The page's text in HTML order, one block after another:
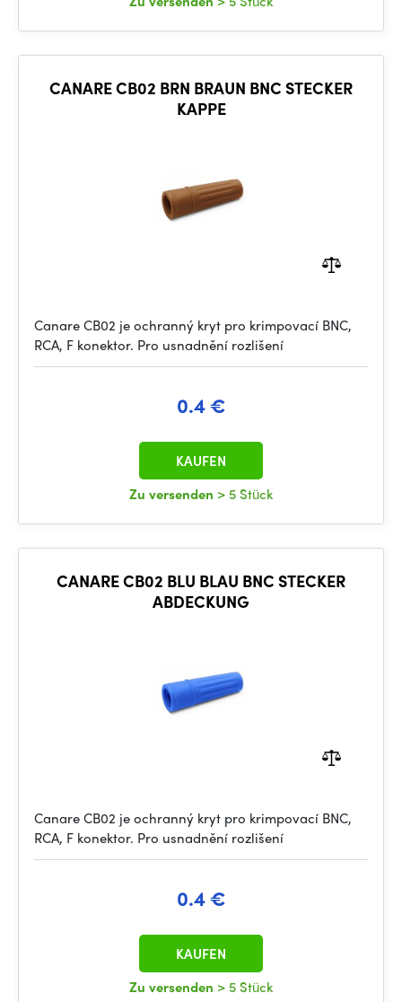
CANARE CB02 BRN BRAUN BNC STECKER
KAPPE
Canare CB02 je ochranný kryt pro krimpovací BNC,
RCA, F konektor. Pro usnadnění rozlišení
0.4 €
Zu versenden > 5 Stück
KAUFEN
CANARE CB02 BLU BLAU BNC STECKER
ABDECKUNG
Canare CB02 je ochranný kryt pro krimpovací BNC,
RCA, F konektor. Pro usnadnění rozlišení
0.4 €
Zu versenden > 5 Stück
KAUFEN